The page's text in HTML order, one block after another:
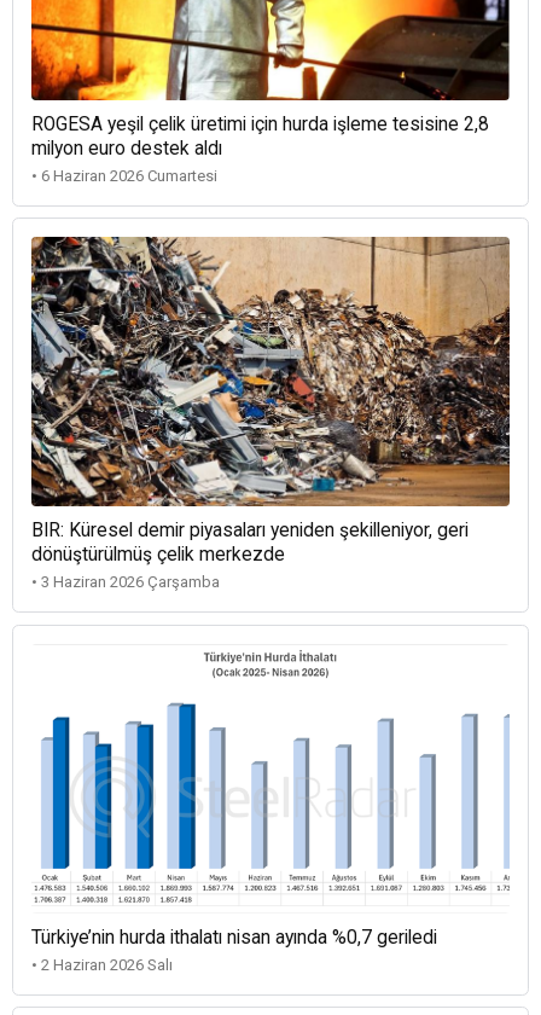
ROGESA yeşil çelik üretimi için hurda işleme tesisine 2,8
milyon euro destek aldı
• 6 Haziran 2026 Cumartesi
BIR: Küresel demir piyasaları yeniden şekilleniyor, geri
dönüştürülmüş çelik merkezde
• 3 Haziran 2026 Çarşamba
Türkiye’nin hurda ithalatı nisan ayında %0,7 geriledi
• 2 Haziran 2026 Salı